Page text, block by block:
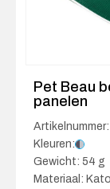
Pet Beau
panelen
Kleuren:
Gewicht: 54 g
Materiaal: